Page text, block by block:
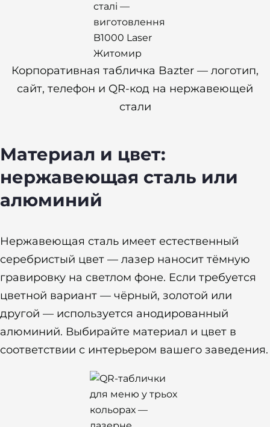
Корпоративная табличка Bazter — логотип,
сайт, телефон и QR-код на нержавеющей
стали
Материал и цвет:
нержавеющая сталь или
алюминий
Нержавеющая сталь имеет естественный
серебристый цвет — лазер наносит тёмную
гравировку на светлом фоне. Если требуется
цветной вариант — чёрный, золотой или
другой — используется анодированный
алюминий. Выбирайте материал и цвет в
соответствии с интерьером вашего заведения.